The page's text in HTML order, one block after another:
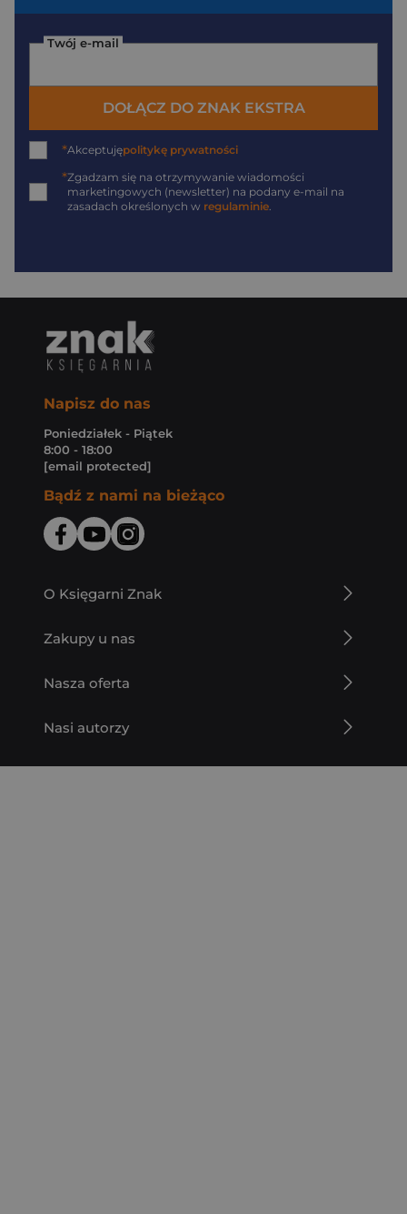
Twój e-mail
DOŁĄCZ DO ZNAK EKSTRA
*Akceptujępolitykę prywatności
*Zgadzam się na otrzymywanie wiadomości
marketingowych (newsletter) na podany e-mail na
zasadach określonych w regulaminie.
Napisz do nas
Poniedziałek - Piątek
8:00 - 18:00
[email protected]
Bądź z nami na bieżąco
O Księgarni Znak
Zakupy u nas
Nasza oferta
Nasi autorzy